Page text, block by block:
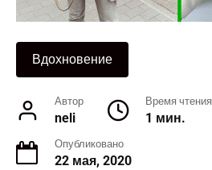
Вдохновение
Автор
neli
Время чтения
1 мин.
Опубликовано
22 мая, 2020